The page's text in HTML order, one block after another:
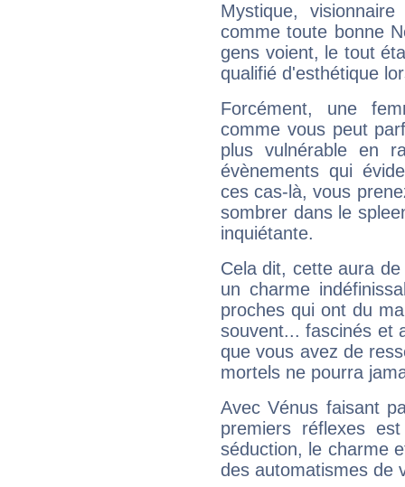
Mystique,
comme toute bonne
gens voient, le tout
qualifié d'esthétique
Forcément, une
comme vous peut
plus vulnérable en
évènements qui
ces cas-là, vous
sombrer dans le
inquiétante.
Cela dit, cette aura
un charme
proches qui ont du
souvent... fascinés et
que vous avez de
mortels ne pourra
Avec Vénus faisant
premiers réflexes
séduction, le charme
des automatismes de